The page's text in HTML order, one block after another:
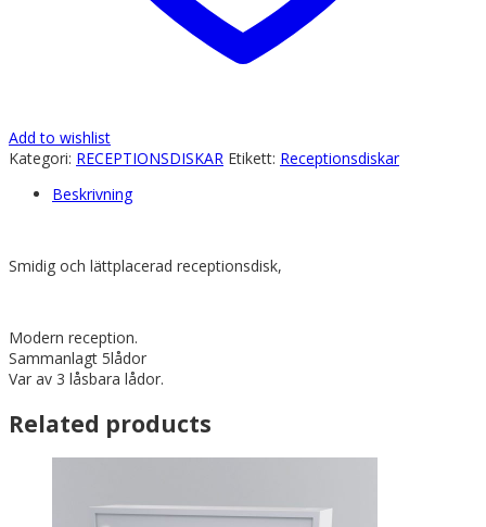
Add to wishlist
Kategori: RECEPTIONSDISKAR Etikett: Receptionsdiskar
Beskrivning
Smidig och lättplacerad receptionsdisk,
Modern reception.
Sammanlagt 5lådor
Var av 3 låsbara lådor.
Related products